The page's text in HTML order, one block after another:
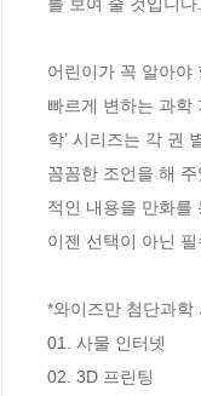
를 보여 줄 것입니다.
어린이가 꼭 알아
빠르게 변하는 과학
학’ 시리즈는 각 권
꼼꼼한 조언을 해
적인 내용을 만화를
이젠 선택이 아닌 필
*와이즈만 첨단과학
01. 사물 인터넷
02. 3D 프린팅